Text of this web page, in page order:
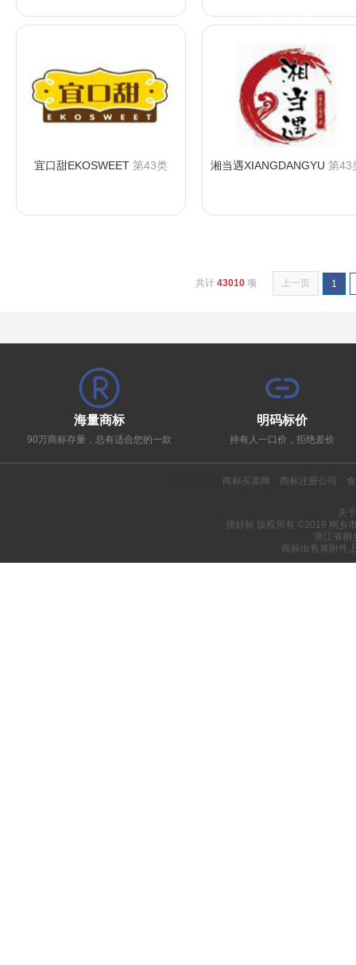
宜口甜EKOSWEET 第43类 湘当遇XIANGDANGYU 第43
共计 43010 项 上一页 1
海量商标
90万商标存量，总有适合您的一款
明码标价
持有人一口价，拒绝差价
商标买卖网 商标注册公司
关
搜好标 版权所有 ©2019 桐乡
浙江省桐
商标出售将附件